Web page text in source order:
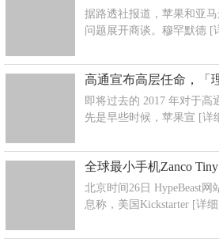
据路透社报道，苹果和亚
问题展开商谈。穆罕默德 [
高通宣布高层任命，「
即将过去的 2017 年对于高
先是早些时候，苹果宣 [详
全球最小手机Zanco
北京时间26日 HypeBeast
息称，美国Kickstarter [详